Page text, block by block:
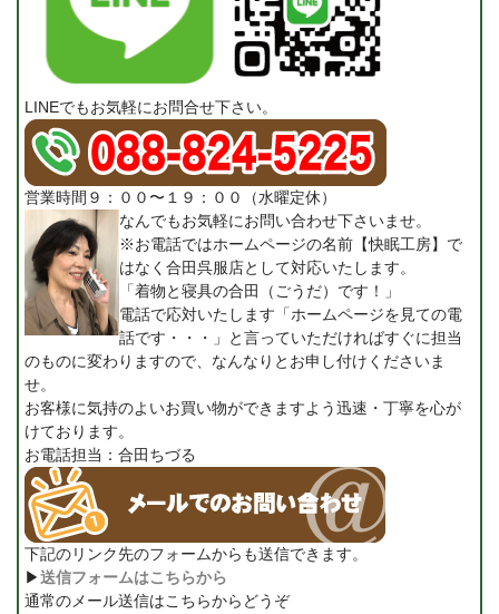
LINEでもお気軽にお問合せ下さい。
営業時間９：００〜１９：００（水曜定休）
なんでもお気軽にお問い合わせ下さいませ。
※お電話ではホームページの名前【快眠工房】で
はなく合田呉服店として対応いたします。
「着物と寝具の合田（ごうだ）です！」
電話で応対いたします「ホームページを見ての電
話です・・・」と言っていただければすぐに担当
のものに変わりますので、なんなりとお申し付けくださいま
せ。
お客様に気持のよいお買い物ができますよう迅速・丁寧を心が
けております。
お電話担当：合田ちづる
下記のリンク先のフォームからも送信できます。
▶送信フォームはこちらから
通常のメール送信はこちらからどうぞ